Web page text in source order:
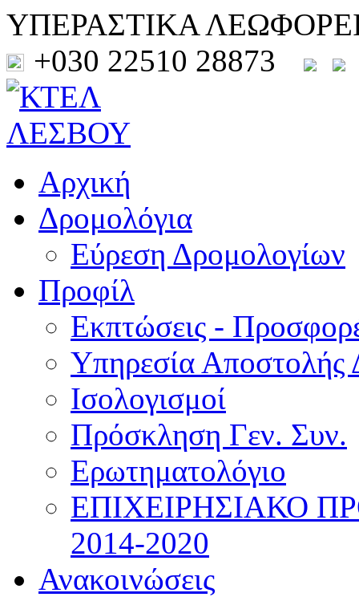
ΥΠΕΡΑΣΤΙΚΑ
+030 22510 28873
Αρχική
Δρομολόγια
Εύρεση Δρομολογίων
Προφίλ
Εκπτώσεις -
Υπηρεσία Αποστολής
Ισολογισμοί
Πρόσκληση Γεν. Συν.
Ερωτηματολόγιο
ΕΠΙΧΕΙΡΗΣΙΑΚΟ
2014-2020
Ανακοινώσεις